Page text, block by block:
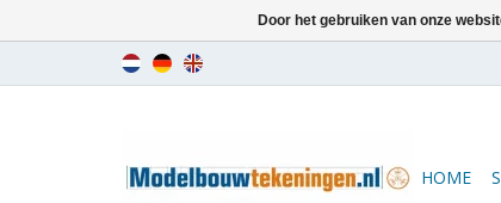
HOME
Door het gebruiken van onze